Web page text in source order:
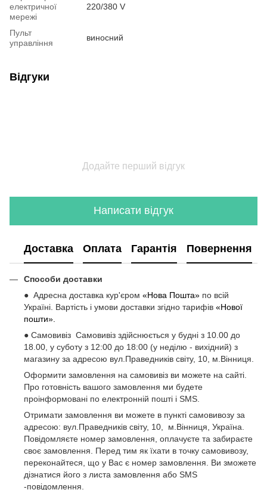
електричної
мережі
220/380 V
Пульт
управління
виносний
Відгуки
Додайте перший відгук
Написати відгук
Доставка Оплата Гарантія Повернення
Способи доставки
● Адресна доставка кур'єром «Нова Пошта» по всій
Україні. Вартість і умови доставки згідно тарифів «Нової
пошти».
● Самовивіз Самовивіз здійснюється у будні з 10.00 до
18.00, у суботу з 12:00 до 18:00 (у неділю - вихідний) з
магазину за адресою вул.Праведників світу, 10, м.Вінниця.
Оформити замовлення на самовивіз ви можете на сайті.
Про готовність вашого замовлення ми будете
проінформовані по електронній пошті і SMS.
Отримати замовлення ви можете в пункті самовивозу за
адресою: вул.Праведників світу, 10, м.Вінниця, Україна.
Повідомляєте номер замовлення, оплачуєте та забираєте
своє замовлення. Перед тим як їхати в точку самовивозу,
переконайтеся, що у Вас є номер замовлення. Ви зможете
дізнатися його з листа замовлення або SMS
-повідомлення.